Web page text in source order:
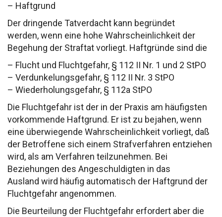
– Haftgrund
Der dringende Tatverdacht kann begründet
werden,wenn eine hohe Wahrscheinlichkeit der
Begehung der Straftat vorliegt. Haftgründe sind die
– Flucht und Fluchtgefahr, § 112 II Nr. 1 und 2 StPO
– Verdunkelungsgefahr, § 112 II Nr. 3 StPO
– Wiederholungsgefahr, § 112a StPO
Die Fluchtgefahr ist der in der Praxis am häufigsten
vorkommende Haftgrund. Er ist zu bejahen, wenn
eine überwiegende Wahrscheinlichkeit vorliegt, daß
der Betroffene sich einem Strafverfahren entziehen
wird, als am Verfahren teilzunehmen. Bei
Beziehungen des Angeschuldigten in das
Ausland wird häufig automatisch der Haftgrund der
Fluchtgefahr angenommen.
Die Beurteilung der Fluchtgefahr erfordert aber die